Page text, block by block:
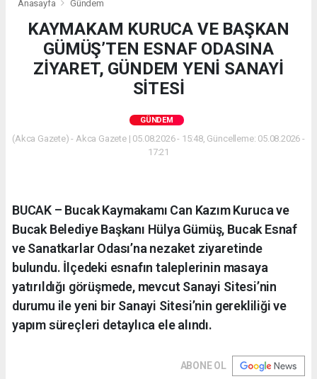
Anasayfa Gündem
KAYMAKAM KURUCA VE BAŞKAN
GÜMÜŞ’TEN ESNAF ODASINA
ZİYARET, GÜNDEM YENİ SANAYİ
SİTESİ
GÜNDEM
(Akca Gazete) - Akca Gazete | 05.08.2026 - 15:48, Güncelleme: 05.08.2026 -
17:21
BUCAK – Bucak Kaymakamı Can Kazım Kuruca ve
Bucak Belediye Başkanı Hülya Gümüş, Bucak Esnaf
ve Sanatkarlar Odası’na nezaket ziyaretinde
bulundu. İlçedeki esnafın taleplerinin masaya
yatırıldığı görüşmede, mevcut Sanayi Sitesi’nin
durumu ile yeni bir Sanayi Sitesi’nin gerekliliği ve
yapım süreçleri detaylıca ele alındı.
ABONE OL